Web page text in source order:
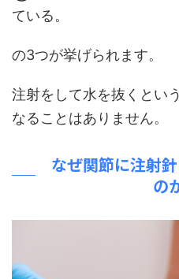
ている。
の3つが挙げられます。
注射をして水を抜くとい
なることはありません。
なぜ関節に注射
の